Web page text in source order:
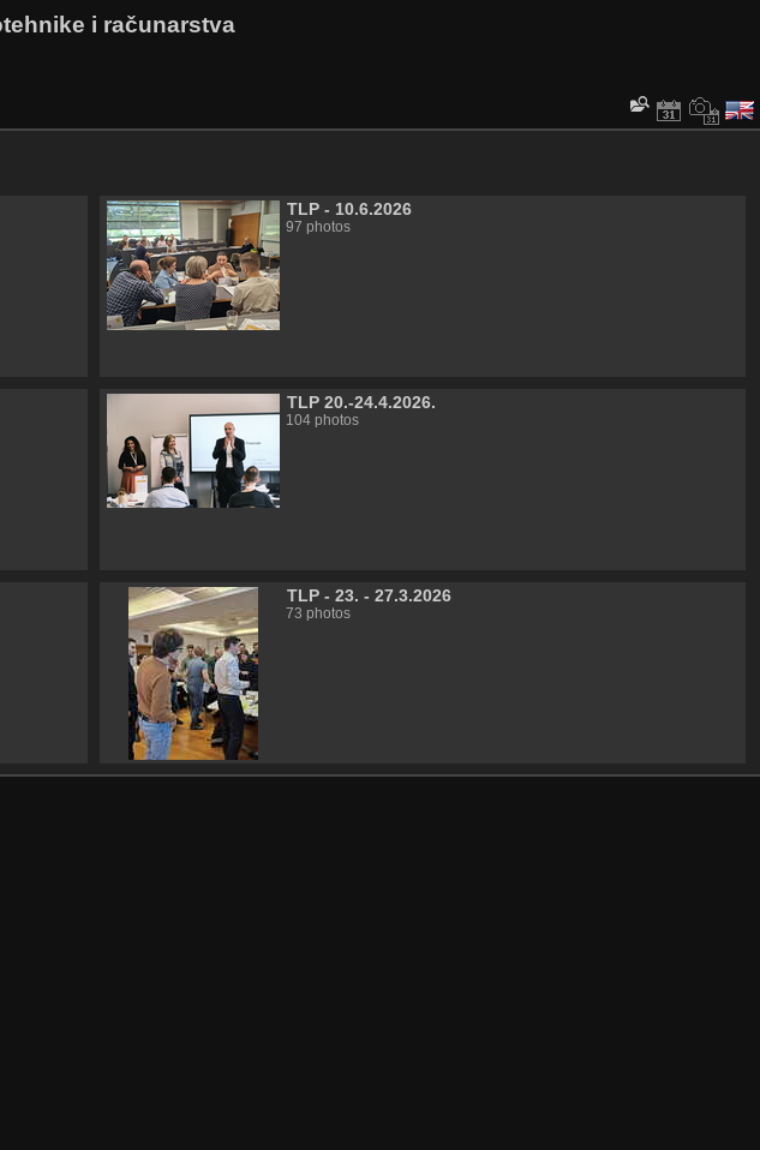
i računarstva
TLP - 10.6.2026
97 photos
TLP 20.-24.4.2026.
104 photos
TLP - 23. - 27.3.2026
73 photos